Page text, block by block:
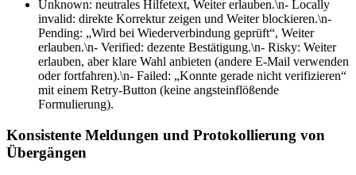
Unknown: neutrales Hilfetext, Weiter erlauben.\n- Locally
invalid: direkte Korrektur zeigen und Weiter blockieren.\n-
Pending: „Wird bei Wiederverbindung geprüft“, Weiter
erlauben.\n- Verified: dezente Bestätigung.\n- Risky: Weiter
erlauben, aber klare Wahl anbieten (andere E‑Mail verwenden
oder fortfahren).\n- Failed: „Konnte gerade nicht verifizieren“
mit einem Retry‑Button (keine angsteinflößende
Formulierung).
Konsistente Meldungen und Protokollierung von
Übergängen